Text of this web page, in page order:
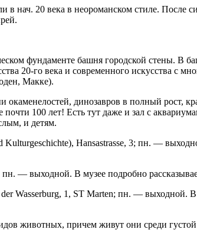
нач. 20 века в неороманском стиле. После
фундаменте башня городской стены. В
20-го века и современного искусства с
Макке).
окаменелостей, динозавров в полный рост,
почти 100 лет! Есть тут даже и зал с
и детям.
Hansastrasse, 3; пн. —
— выходной. В музее подробно
Wasserburg, 1, ST Marten; пн. —
животных, причем живут они среди